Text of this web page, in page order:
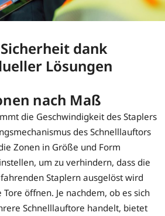
dank
Lösungen
nach Maß
die Geschwindigkeit des Staplers
des Schnelllauftors
Zonen in Größe und Form
um zu verhindern, dass die
Staplern ausgelöst wird
öffnen. Je nachdem, ob es sich
Schnelllauftore handelt, bietet